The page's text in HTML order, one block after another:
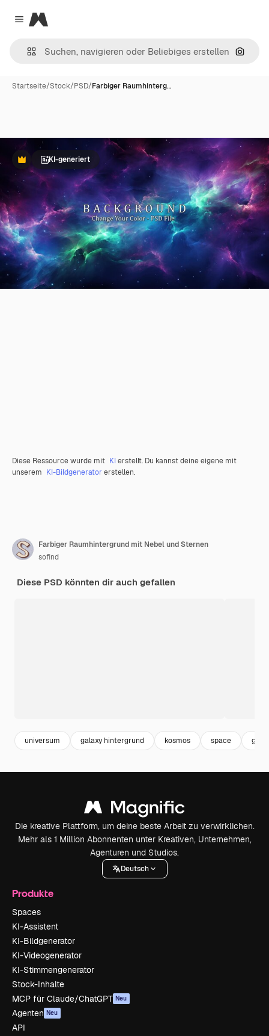
Close menu
Magnific
Nach
Startseite/Stock/PSD/Farbiger Raumhinterg…
PremiumKI-generiert
Diese Ressource wurde mit KIerstellt. Du kannst deine eigene mit
unserem KI-Bildgenerator erstellen.
Farbiger Raumhintergrund mit Nebel und Sternen
sofind
Diese PSD könnten dir auch gefallen
universum galaxy hintergrund kosmos space
Die kreative Plattform, um deine beste Arbeit zu verwirklichen.
Mehr als 1 Million Abonnenten unter Kreativen, Unternehmen,
Agenturen und Studios.
Deutsch
Produkte
Spaces
KI-Assistent
KI-Bildgenerator
KI-Videogenerator
KI-Stimmengenerator
Stock-Inhalte
MCP für Claude/ChatGPT Neu
Agenten Neu
API